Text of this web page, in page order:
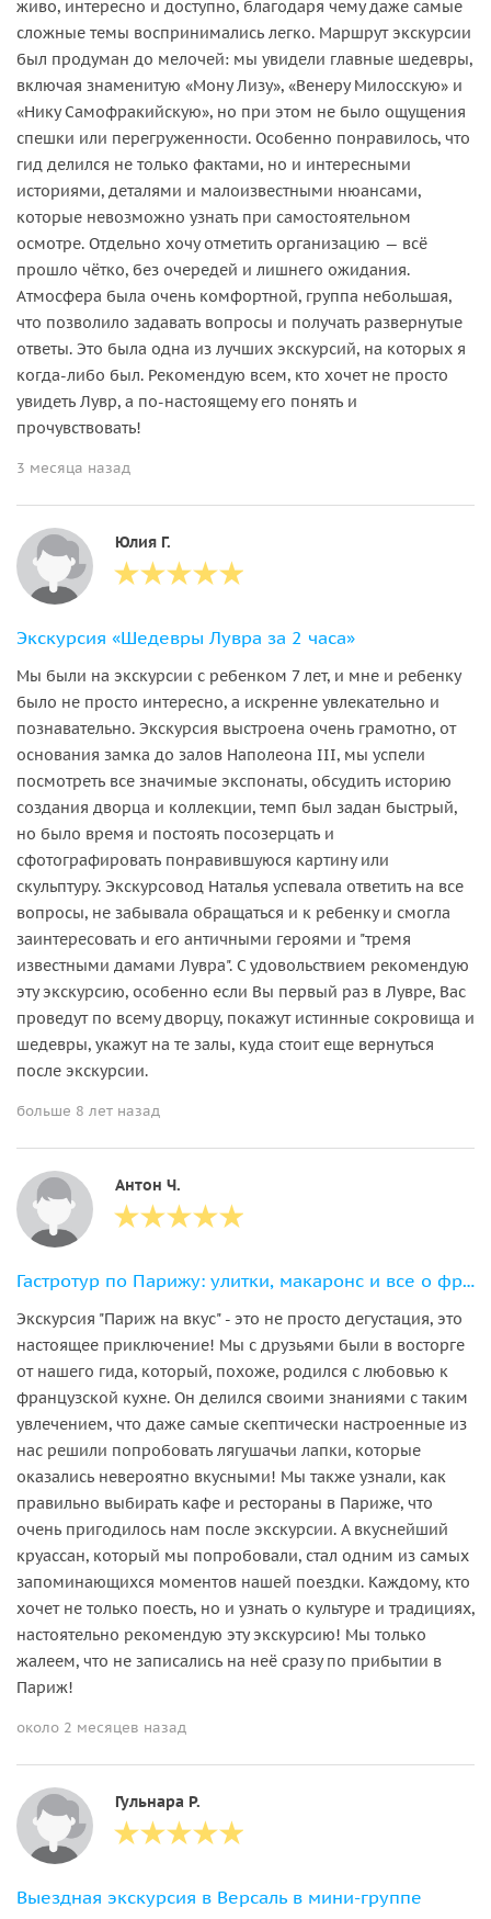
живо, интересно и доступно, благодаря чему даже самые
сложные темы воспринимались легко. Маршрут экскурсии
был продуман до мелочей: мы увидели главные шедевры,
включая знаменитую «Мону Лизу», «Венеру Милосскую» и
«Нику Самофракийскую», но при этом не было ощущения
спешки или перегруженности. Особенно понравилось, что
гид делился не только фактами, но и интересными
историями, деталями и малоизвестными нюансами,
которые невозможно узнать при самостоятельном
осмотре. Отдельно хочу отметить организацию — всё
прошло чётко, без очередей и лишнего ожидания.
Атмосфера была очень комфортной, группа небольшая,
что позволило задавать вопросы и получать развернутые
ответы. Это была одна из лучших экскурсий, на которых я
когда-либо был. Рекомендую всем, кто хочет не просто
увидеть Лувр, а по-настоящему его понять и
прочувствовать!
3 месяца назад
Юлия Г.
Экскурсия «Шедевры Лувра за 2 часа»
Мы были на экскурсии с ребенком 7 лет, и мне и ребенку
было не просто интересно, а искренне увлекательно и
познавательно. Экскурсия выстроена очень грамотно, от
основания замка до залов Наполеона III, мы успели
посмотреть все значимые экспонаты, обсудить историю
создания дворца и коллекции, темп был задан быстрый,
но было время и постоять посозерцать и
сфотографировать понравившуюся картину или
скульптуру. Экскурсовод Наталья успевала ответить на все
вопросы, не забывала обращаться и к ребенку и смогла
заинтересовать и его античными героями и "тремя
известными дамами Лувра". С удовольствием рекомендую
эту экскурсию, особенно если Вы первый раз в Лувре, Вас
проведут по всему дворцу, покажут истинные сокровища и
шедевры, укажут на те залы, куда стоит еще вернуться
после экскурсии.
больше 8 лет назад
Антон Ч.
Гастротур по Парижу: улитки, макаронс и все о французской кухне
Экскурсия "Париж на вкус" - это не просто дегустация, это
настоящее приключение! Мы с друзьями были в восторге
от нашего гида, который, похоже, родился с любовью к
французской кухне. Он делился своими знаниями с таким
увлечением, что даже самые скептически настроенные из
нас решили попробовать лягушачьи лапки, которые
оказались невероятно вкусными! Мы также узнали, как
правильно выбирать кафе и рестораны в Париже, что
очень пригодилось нам после экскурсии. А вкуснейший
круассан, который мы попробовали, стал одним из самых
запоминающихся моментов нашей поездки. Каждому, кто
хочет не только поесть, но и узнать о культуре и традициях,
настоятельно рекомендую эту экскурсию! Мы только
жалеем, что не записались на неё сразу по прибытии в
Париж!
около 2 месяцев назад
Гульнара Р.
Выездная экскурсия в Версаль в мини-группе